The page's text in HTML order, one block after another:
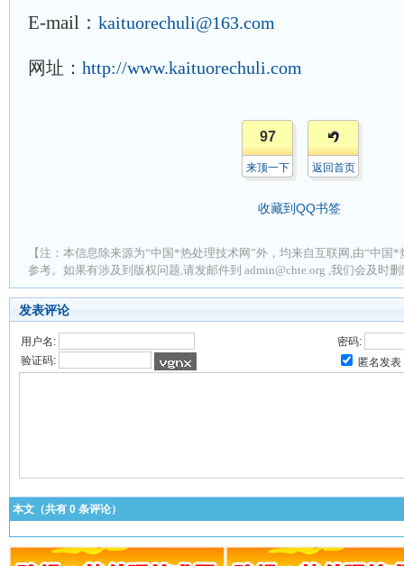
E-mail： kaituorechuli@163.com
网址： http://www.kaituorechuli.com
97
来顶一下 返回首页
收藏到QQ书签
【注：本信息除来源为“中国*热处理技术网”外，均来自互联网,由“中国
参考。如果有涉及到版权问题,请发邮件到 admin@chte.org ,我们会及时
发表评论
用户名:
密码:
验证码:
匿名发表
本文（共有 0 条评论）